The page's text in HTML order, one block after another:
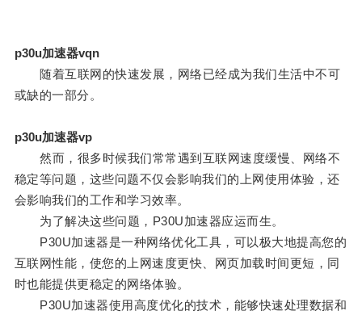
p30u加速器vqn
随着互联网的快速发展，网络已经成为我们生活中不可
或缺的一部分。
p30u加速器vp
然而，很多时候我们常常遇到互联网速度缓慢、网络不
稳定等问题，这些问题不仅会影响我们的上网使用体验，还
会影响我们的工作和学习效率。
为了解决这些问题，P30U加速器应运而生。
P30U加速器是一种网络优化工具，可以极大地提高您的
互联网性能，使您的上网速度更快、网页加载时间更短，同
时也能提供更稳定的网络体验。
P30U加速器使用高度优化的技术，能够快速处理数据和